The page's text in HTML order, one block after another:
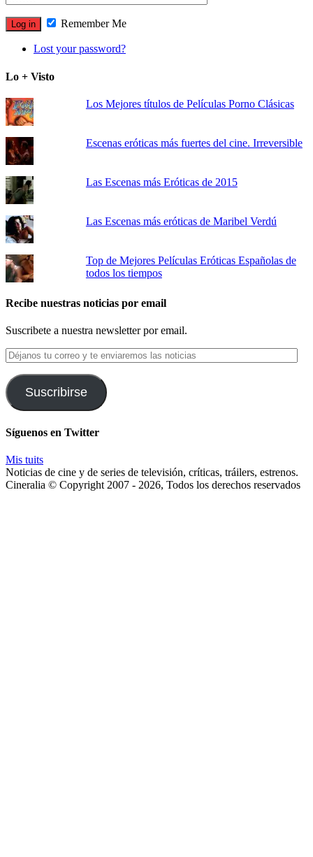
Remember Me
Lost your password?
Lo + Visto
Los Mejores títulos de Películas Porno Clásicas
Escenas eróticas más fuertes del cine. Irreversible
Las Escenas más Eróticas de 2015
Las Escenas más eróticas de Maribel Verdú
Top de Mejores Películas Eróticas Españolas de
todos los tiempos
Recibe nuestras noticias por email
Suscribete a nuestra newsletter por email.
Déjanos
tu
correo
y
te
las
noticias
Suscribirse
Síguenos en Twitter
Mis tuits
Noticias de cine y de series de televisión, críticas, tráilers, estrenos.
Cineralia © Copyright 2007 - 2026, Todos los derechos reservados